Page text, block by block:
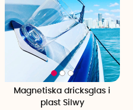
Magnetiska dricksglas i
plast Silwy